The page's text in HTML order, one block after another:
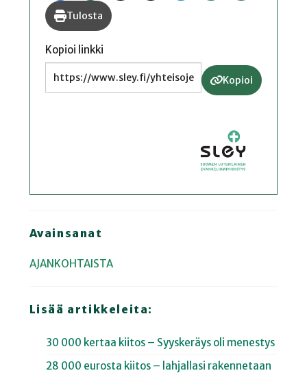
Tulosta
Kopioi linkki
Kopioi
Avainsanat
AJANKOHTAISTA
Lisää artikkeleita:
30 000 kertaa kiitos – Syyskeräys oli menestys
28 000 eurosta kiitos – lahjallasi rakennetaan